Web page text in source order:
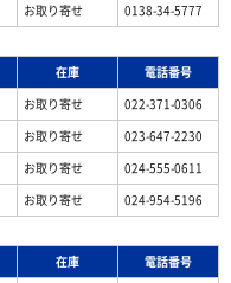
お取り寄せ 0138-34-5777
在庫
電話番号
お取り寄せ
022-371-0306
お取り寄せ
023-647-2230
お取り寄せ
024-555-0611
お取り寄せ 024-954-5196
在庫
電話番号